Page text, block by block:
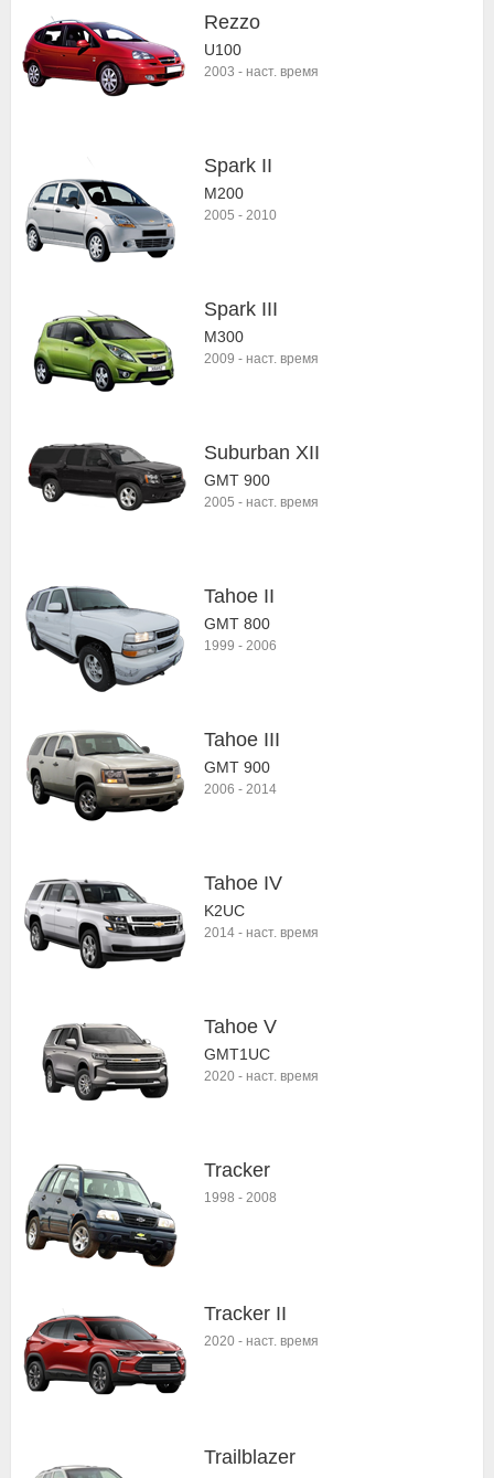
Rezzo
U100
2003 - наст. время
Spark II
M200
2005 - 2010
Spark III
M300
2009 - наст. время
Suburban XII
GMT 900
2005 - наст. время
Tahoe II
GMT 800
1999 - 2006
Tahoe III
GMT 900
2006 - 2014
Tahoe IV
K2UC
2014 - наст. время
Tahoe V
GMT1UC
2020 - наст. время
Tracker
1998 - 2008
Tracker II
2020 - наст. время
Trailblazer